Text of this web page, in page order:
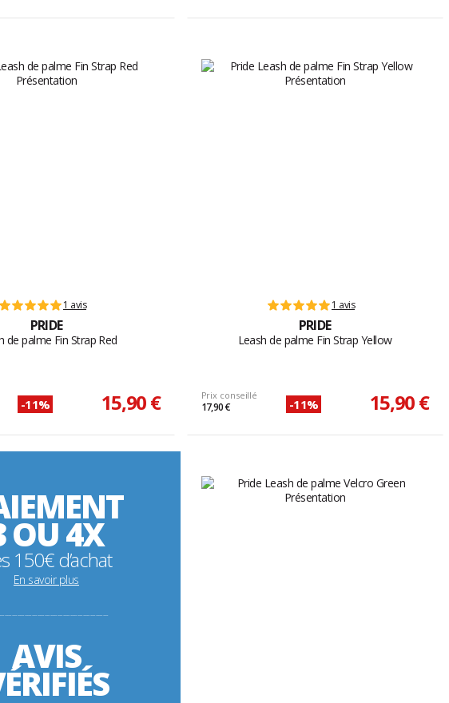
1 avis
PRIDE
de palme Fin Strap Red
-11% 15,90 €
1 avis
PRIDE
Leash de palme Fin Strap Yellow
Prix conseillé
17,90 € -11% 15,90 €
OU 4X
150€ d’achat
En savoir plus
AVIS